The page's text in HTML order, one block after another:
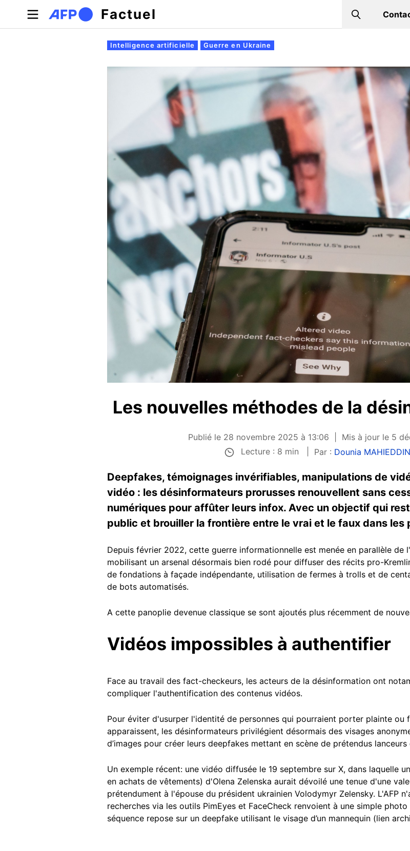
Aller au contenu principal
Factuel Search
Onglets principaux
Intelligence artificielle Guerre en Ukraine
Les nouvelles méthodes de la
Publié le 28 novembre 2025 à 13:06
Mis à jour le 5
Lecture : 8 min
Par : Dounia
Deepfakes, témoignages invérifiables, manipulations de
vidéo : les désinformateurs prorusses renouvellent sans
numériques pour affûter leurs infox. Avec un objectif qui
public et brouiller la frontière entre le vrai et le faux dans les
Depuis février 2022, cette guerre informationnelle est menée en parallèle de
mobilisant un arsenal désormais bien rodé pour diffuser des récits pro-
de fondations à façade indépendante, utilisation de fermes à trolls et de
de bots automatisés.
A cette panoplie devenue classique se sont ajoutés plus récemment de
Vidéos impossibles à authentifier
Face au travail des fact-checkeurs, les acteurs de la désinformation ont
compliquer l'authentification des contenus vidéos.
Pour éviter d'usurper l'identité de personnes qui pourraient porter plainte ou
apparaissent, les désinformateurs privilégient désormais des visages
d’images pour créer leurs deepfakes mettant en scène de prétendus
Un exemple récent: une vidéo diffusée le 19 septembre sur X, dans laquelle
en achats de vêtements) d'Olena Zelenska aurait dévoilé une tenue d'une
prétendument à l'épouse du président ukrainien Volodymyr Zelensky. L'AFP
recherches via les outils PimEyes et FaceCheck renvoient à une simple photo
séquence repose sur un deepfake utilisant le visage d’un mannequin (lien